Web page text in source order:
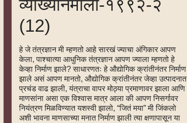
व्याख्यानमाला-१९९२-२
(12)
हे जे तंत्रज्ञान मी म्हणतो आहे सारखं ज्याचा अंगिकार आपण
केला, पाश्चात्या आधुनिक तंत्रज्ञान आपण ज्याला म्हणतो हे
केव्हा निर्माण झाले? साधारणतः हे औद्योगिक क्रांतीनंतर निर्माण
झाले असं आपण मानतो, औद्योगिक क्रांतीनंतर जेव्हा उत्पादनात
प्रचंड वाढ झाली, यंत्राचा वापर मोठ्या प्रमाणावर झाला आणि
माणसांना असा एक विश्वास मात्र आला की आपण निसर्गावर
नियंत्रण मिळविण्यात यशस्वी झालो, “जितं मया” मी जिंकलो
अशी भावना माणसाच्या मनात निर्माण झाली त्या क्षणापासून या